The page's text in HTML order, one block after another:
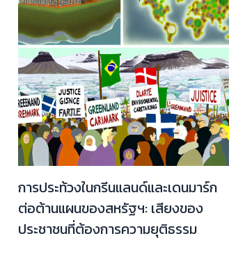
การประท้วงในกรีนแลนด์และเดนมาร์ก
ต่อต้านแผนของสหรัฐฯ: เสียงของ
ประชาชนที่ต้องการความยุติธรรม